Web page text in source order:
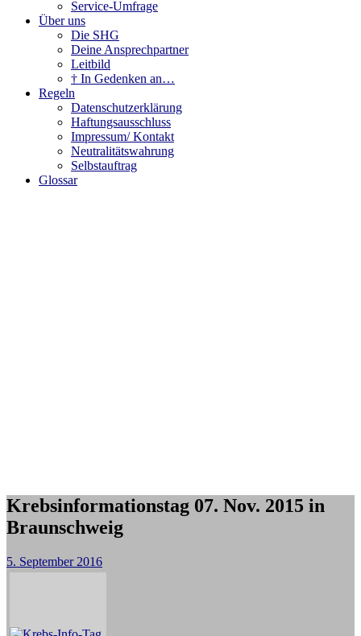
Service-Umfrage
Über uns
Die SHG
Deine Ansprechpartner
Leitbild
† In Gedenken an…
Regeln
Datenschutzerklärung
Haftungsausschluss
Impressum/ Kontakt
Neutralitätswahrung
Selbstauftrag
Glossar
Krebsinformationstag 07. Nov. 2015 in
Braunschweig
5. September 2016